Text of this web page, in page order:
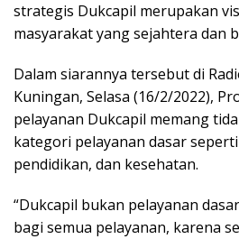
strategis Dukcapil merupakan
masyarakat yang sejahtera dan
Dalam siarannya tersebut di
Kuningan, Selasa (16/2/2022),
pelayanan Dukcapil memang
kategori pelayanan dasar
pendidikan, dan kesehatan.
“Dukcapil bukan pelayanan
bagi semua pelayanan, karena